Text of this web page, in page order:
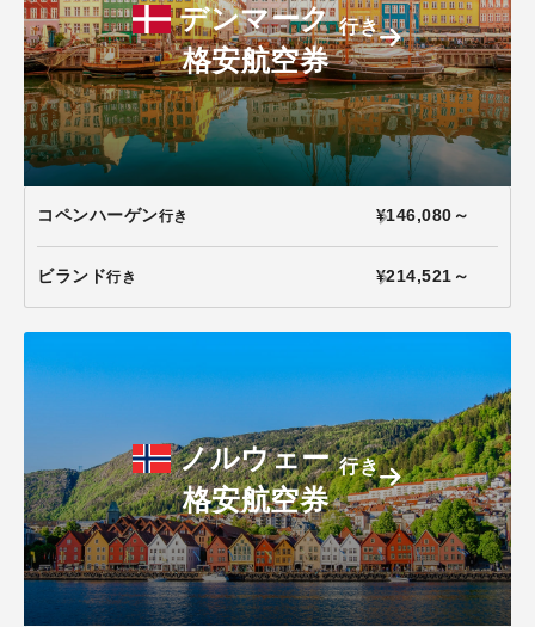
デンマーク行き
格安航空券
コペンハーゲン行き ¥146,080～
ビランド行き ¥214,521～
ノルウェー行き
格安航空券